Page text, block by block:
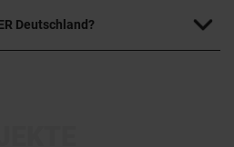
Deutschland?